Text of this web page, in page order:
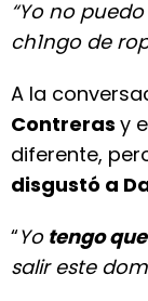
“Yo no
ch1ngo de
A la
Contreras y
diferente,
disgustó a
“Yotengo
salir este